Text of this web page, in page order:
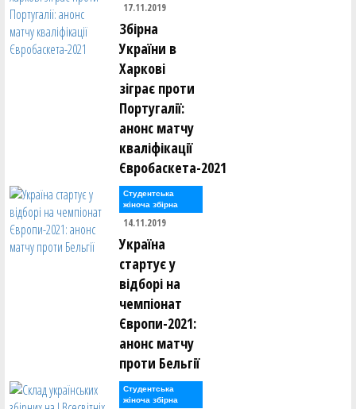
Христина Бобанич ()
Дмитро Бовсунюк ()
Микита Богатирьов ()
Віктор Боженар ()
Олександр Буханевич ()
Сергій Варелджан ()
Олег Винокуров ()
Юрій Вітківський ()
Єлизавета Войнаровська ()
Леонід Войнаровський ()
Максим Воробйов ()
Олександр Гайдамака ()
Павло Гайдамака ()
Михайло Гераськін ()
Олександр Гненюк ()
Денис Грищенко ()
Олексій Гусаковський ()
17.11.2019
Збірна
України в
Харкові
зіграє проти
Португалії:
анонс матчу
кваліфікації
Євробаскета-2021
Студентська
жіноча збірна
14.11.2019
Україна
стартує у
відборі на
чемпіонат
Європи-2021:
анонс матчу
проти Бельгії
Студентська
жіноча збірна